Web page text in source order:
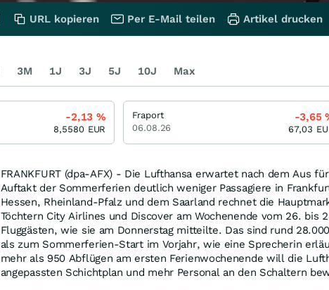
FRANKFURT (dpa-AFX) - Die Lufthansa erwartet nach dem Aus
Auftakt der Sommerferien deutlich weniger Passagiere in
Hessen, Rheinland-Pfalz und dem Saarland rechnet die
Töchtern City Airlines und Discover am Wochenende vom 26. bis
Fluggästen, wie sie am Donnerstag mitteilte. Das sind rund
als zum Sommerferien-Start im Vorjahr, wie eine Sprecherin
mehr als 950 Abflügen am ersten Ferienwochenende will die
angepassten Schichtplan und mehr Personal an den Schaltern
URL kopieren Per E-Mail teilen Artikel drucken
3M 1J 3J 5J 10J Max
-2,13 %
8,5580 EUR
Fraport
06.08.26
-3,65
67,03